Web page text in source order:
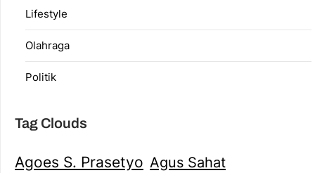
Lifestyle
Olahraga
Politik
Tag Clouds
Agoes S. Prasetyo Agus Sahat